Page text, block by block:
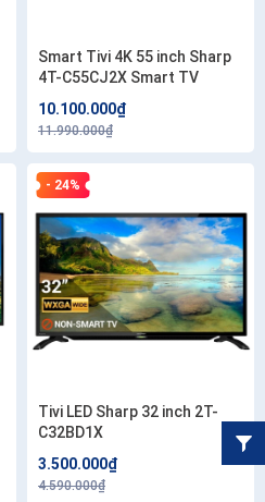
Smart Tivi 4K 55 inch Sharp
4T-C55CJ2X Smart TV
10.100.000₫
11.990.000₫
- 24%
Tivi LED Sharp 32 inch 2T-
C32BD1X
3.500.000₫
4.590.000₫